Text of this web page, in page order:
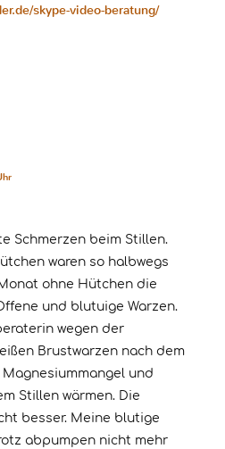
skype-video-beratung/
Schmerzen beim Stillen.
waren so halbwegs
ohne Hütchen die
und blutuige Warzen.
wegen der
Brustwarzen nach dem
und
Stillen wärmen. Die
besser. Meine blutige
abpumpen nicht mehr